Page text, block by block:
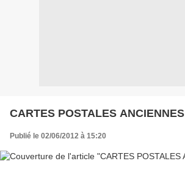
CARTES POSTALES ANCIENNES
Publié le 02/06/2012 à 15:20